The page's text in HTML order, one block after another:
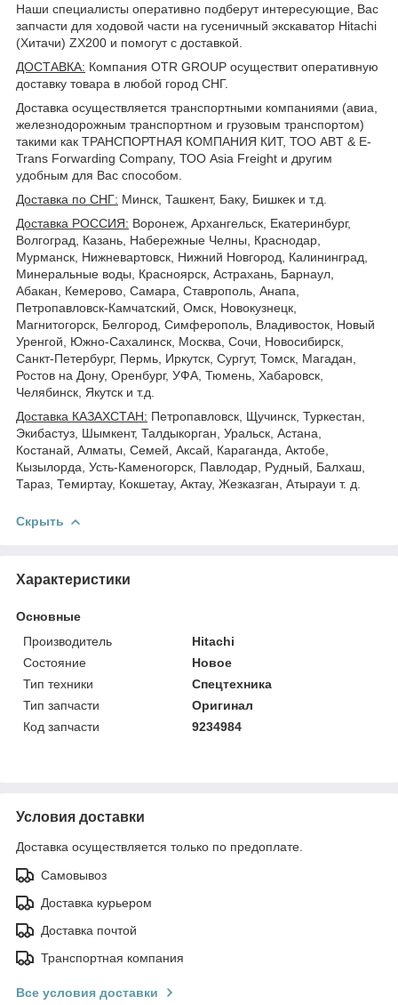
Наши специалисты оперативно подберут интересующие, Вас
запчасти для ходовой части на гусеничный экскаватор Hitachi
(Хитачи) ZX200 и помогут с доставкой.
ДОСТАВКА: Компания OTR GROUP осуществит оперативную
доставку товара в любой город СНГ.
Доставка осуществляется транспортными компаниями (авиа,
железнодорожным транспортном и грузовым транспортом)
такими как ТРАНСПОРТНАЯ КОМПАНИЯ КИТ, ТОО ABT & E-
Trans Forwarding Company, ТОО Asia Freight и другим
удобным для Вас способом.
Доставка по СНГ: Минск, Ташкент, Баку, Бишкек и т.д.
Доставка РОССИЯ: Воронеж, Архангельск, Екатеринбург,
Волгоград, Казань, Набережные Челны, Краснодар,
Мурманск, Нижневартовск, Нижний Новгород, Калининград,
Минеральные воды, Красноярск, Астрахань, Барнаул,
Абакан, Кемерово, Самара, Ставрополь, Анапа,
Петропавловск-Камчатский, Омск, Новокузнецк,
Магнитогорск, Белгород, Симферополь, Владивосток, Новый
Уренгой, Южно-Сахалинск, Москва, Сочи, Новосибирск,
Санкт-Петербург, Пермь, Иркутск, Сургут, Томск, Магадан,
Ростов на Дону, Оренбург, УФА, Тюмень, Хабаровск,
Челябинск, Якутск и т.д.
Доставка КАЗАХСТАН: Петропавловск, Щучинск, Туркестан,
Экибастуз, Шымкент, Талдыкорган, Уральск, Астана,
Костанай, Алматы, Семей, Аксай, Караганда, Актобе,
Кызылорда, Усть-Каменогорск, Павлодар, Рудный, Балхаш,
Тараз, Темиртау, Кокшетау, Актау, Жезказган, Атырауи т. д.
Скрыть
Характеристики
Основные
Производитель
Hitachi
Состояние
Новое
Тип техники
Спецтехника
Тип запчасти
Оригинал
Код запчасти
9234984
Условия доставки
Доставка осуществляется только по предоплате.
Самовывоз
Доставка курьером
Доставка почтой
Транспортная компания
Все условия доставки